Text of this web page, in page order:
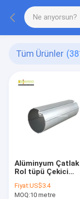
Tüm Ürünler
Alüminyum Çatlak
Rol tüpü Çekici
Bobin tüpü
Fiyat:US$3.4
MOQ:10 metre